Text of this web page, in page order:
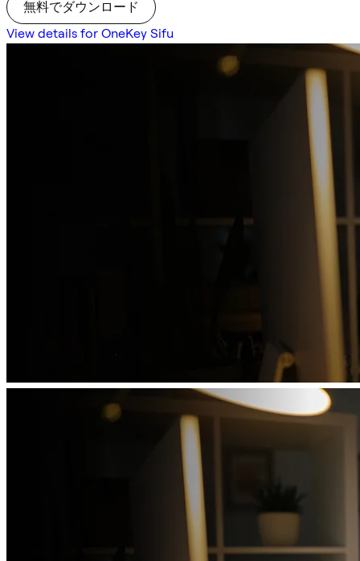
無料でダウンロード
View details for OneKey Sifu